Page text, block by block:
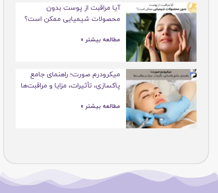
آیا مراقبت از پوست بدون
محصولات شیمیایی ممکن است؟
مطالعه بیشتر »
میکرودرم صورت؛ راهنمای جامع
پاکسازی، تأثیرات، مزایا و مراقبت‌ها
مطالعه بیشتر »